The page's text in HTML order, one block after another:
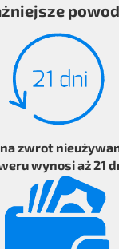
na zwrot
wynosi aż 21